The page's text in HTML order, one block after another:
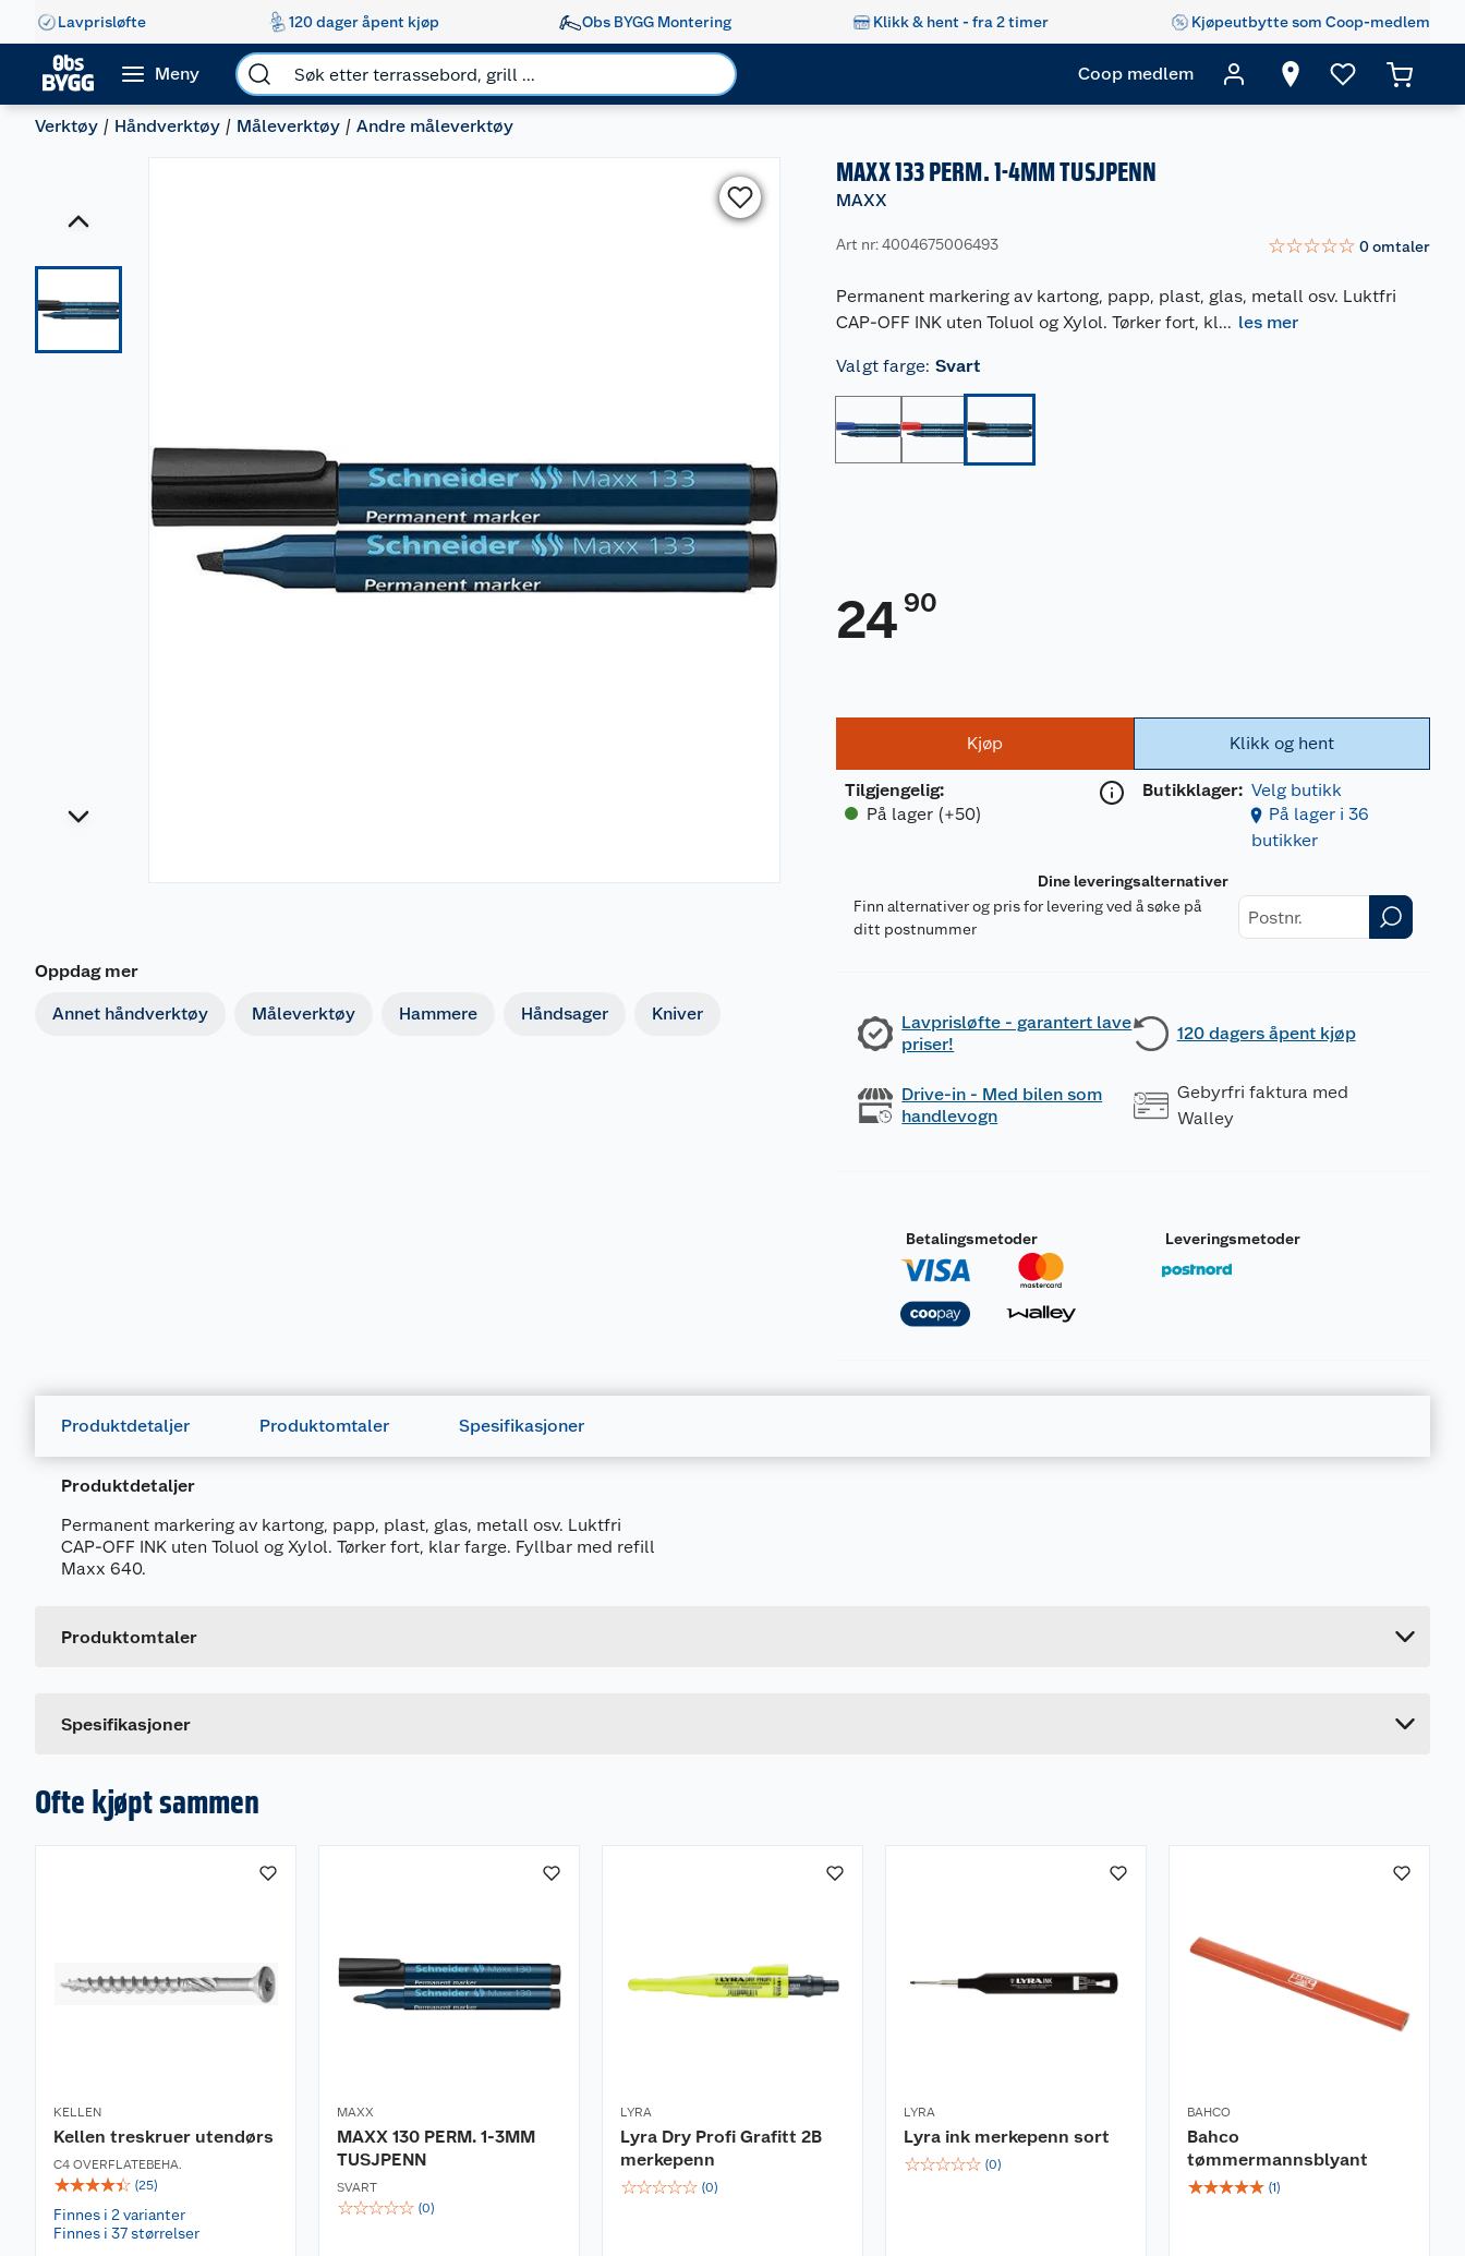
Lavprisløfte 120 dager åpent kjøp Obs BYGG Montering Klikk & hent - fra 2 timer Kjøpeutbytte som Coop-medlem
Meny Coop medlem
Verktøy Håndverktøy Måleverktøy Andre måleverktøy
Oppdag mer
Annet håndverktøy Måleverktøy Hammere Håndsager Kniver
MAXX 133 PERM. 1-4MM TUSJPENN
MAXX
Art nr: 4004675006493 ☆☆☆☆☆ 0omtaler
Permanent markering av kartong, papp, plast, glas, metall osv. Luktfri
CAP-OFF INK uten Toluol og Xylol. Tørker fort, kl... les mer
Valgt farge: Svart
24 90
Kjøp
Tilgjengelig:
På lager (+50)
Klikk og hent
Butikklager: Velg butikk
På lager i 36
butikker
Dine leveringsalternativer
Finn alternativer og pris for levering ved å søke på
ditt postnummer
Lavprisløfte - garantert lave
priser!
120 dagers åpent kjøp
Drive-in - Med bilen som
handlevogn
Gebyrfri faktura med
Walley
Betalingsmetoder Leveringsmetoder
Produktdetaljer Produktomtaler Spesifikasjoner
Produktdetaljer
Permanent markering av kartong, papp, plast, glas, metall osv. Luktfri
CAP-OFF INK uten Toluol og Xylol. Tørker fort, klar farge. Fyllbar med refill
Maxx 640.
Produktomtaler
Spesifikasjoner
Generelt
Leverandørens artikkelnummer
Ofte kjøpt sammen
KELLEN
Kellen treskruer utendørs
C4 OVERFLATEBEHA.
☆☆☆☆☆ (25)
Finnes i 2 varianter
Finnes i 37 størrelser
MAXX
MAXX 130 PERM. 1-3MM
TUSJPENN
SVART
☆☆☆☆☆ (0)
LYRA
Lyra Dry Profi Grafitt 2B
merkepenn
☆☆☆☆☆ (0)
LYRA
Lyra ink merkepenn sort
☆☆☆☆☆ (0)
BAHCO
Bahco
tømmermannsblyant
☆☆☆☆☆ (1)